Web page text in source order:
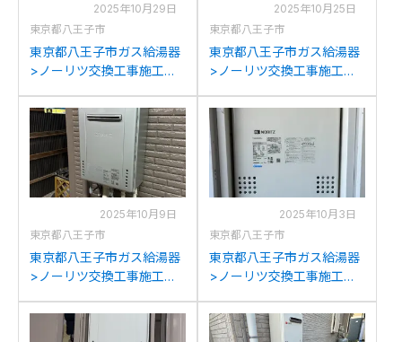
2025年10月29日
東京都八王子市
東京都八王子市ガス給湯器
>ノーリツ交換工事施工事
2028SAWXからノーリツ
GT-C2472SAW BLへの交
換
2025年10月25日
東京都八王子市
東京都八王子市ガス給湯器
>ノーリツ交換工事施工事
2022SAWXからノーリツ
GT-C2072SAW BLへの交
換
2025年10月9日
東京都八王子市
東京都八王子市ガス給湯器
>ノーリツ交換工事施工事
2027SAWXからノーリツ
GT-C2072SAW BLへの交
2025年10月3日
東京都八王子市
東京都八王子市ガス給湯器
>ノーリツ交換工事施工事
C2436AWX3H-Hからノー
リツGTH-C2460AW3H-H-